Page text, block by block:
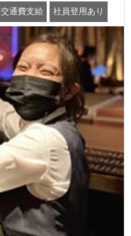
交通費支給 社員登用あり